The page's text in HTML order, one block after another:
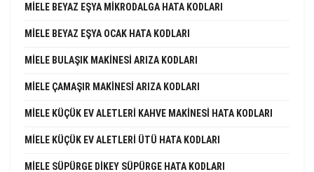
MIELE BEYAZ EŞYA MIKRODALGA HATA KODLARI
MIELE BEYAZ EŞYA OCAK HATA KODLARI
MIELE BULAŞIK MAKINESI ARIZA KODLARI
MIELE ÇAMAŞIR MAKINESI ARIZA KODLARI
MIELE KÜÇÜK EV ALETLERI KAHVE MAKINESI HATA KODLARI
MIELE KÜÇÜK EV ALETLERI ÜTÜ HATA KODLARI
MIELE SÜPÜRGE DIKEY SÜPÜRGE HATA KODLARI